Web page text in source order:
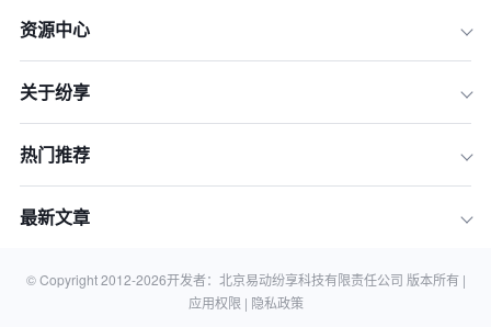
资源中心
关于纷享
热门推荐
最新文章
© Copyright 2012-2026开发者：北京易动纷享科技有限责任公司 版本所有 |
应用权限 | 隐私政策